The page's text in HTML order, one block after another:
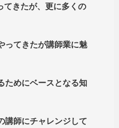
てきたが、更に多くの
ってきたが講師業に魅
ためにベースとなる知
講師にチャレンジして